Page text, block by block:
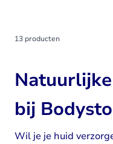
13 producten
bij
Wil je je huid